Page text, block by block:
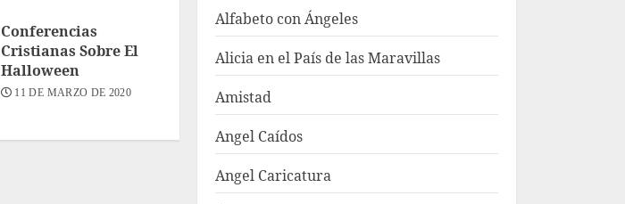
Conferencias
Cristianas Sobre El
Halloween
11 DE MARZO DE 2020
Alfabeto con Ángeles
Alicia en el País de las Maravillas
Amistad
Angel Caídos
Angel Caricatura